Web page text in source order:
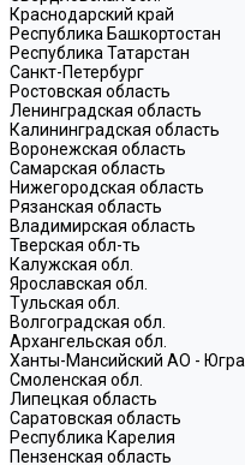
Краснодарский край
Республика Башкортостан
Республика Татарстан
Санкт-Петербург
Ростовская область
Ленинградская область
Калининградская область
Воронежская область
Самарская область
Нижегородская область
Рязанская область
Владимирская область
Тверская обл-ть
Калужская обл.
Ярославская обл.
Тульская обл.
Волгоградская обл.
Архангельская обл.
Ханты-Мансийский АО - Югра
Смоленская обл.
Липецкая область
Саратовская область
Республика Карелия
Пензенская область